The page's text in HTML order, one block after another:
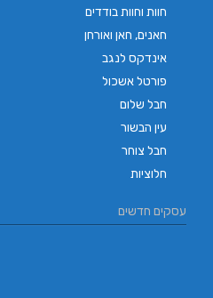
חוות וחוות בודדים
חאנים, חאן ואורחן
אינדקס לנגב
פורטל אשכול
חבל שלום
עין הבשור
חבל צוחר
חלוציות
עסקים חדשים